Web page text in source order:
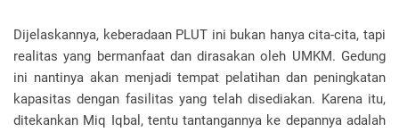
Dijelaskannya, keberadaan PLUT ini bukan hanya cita-cita, tapi
realitas yang bermanfaat dan dirasakan oleh UMKM. Gedung
ini nantinya akan menjadi tempat pelatihan dan peningkatan
kapasitas dengan fasilitas yang telah disediakan. Karena itu,
ditekankan Miq Iqbal, tentu tantangannya ke depannya adalah